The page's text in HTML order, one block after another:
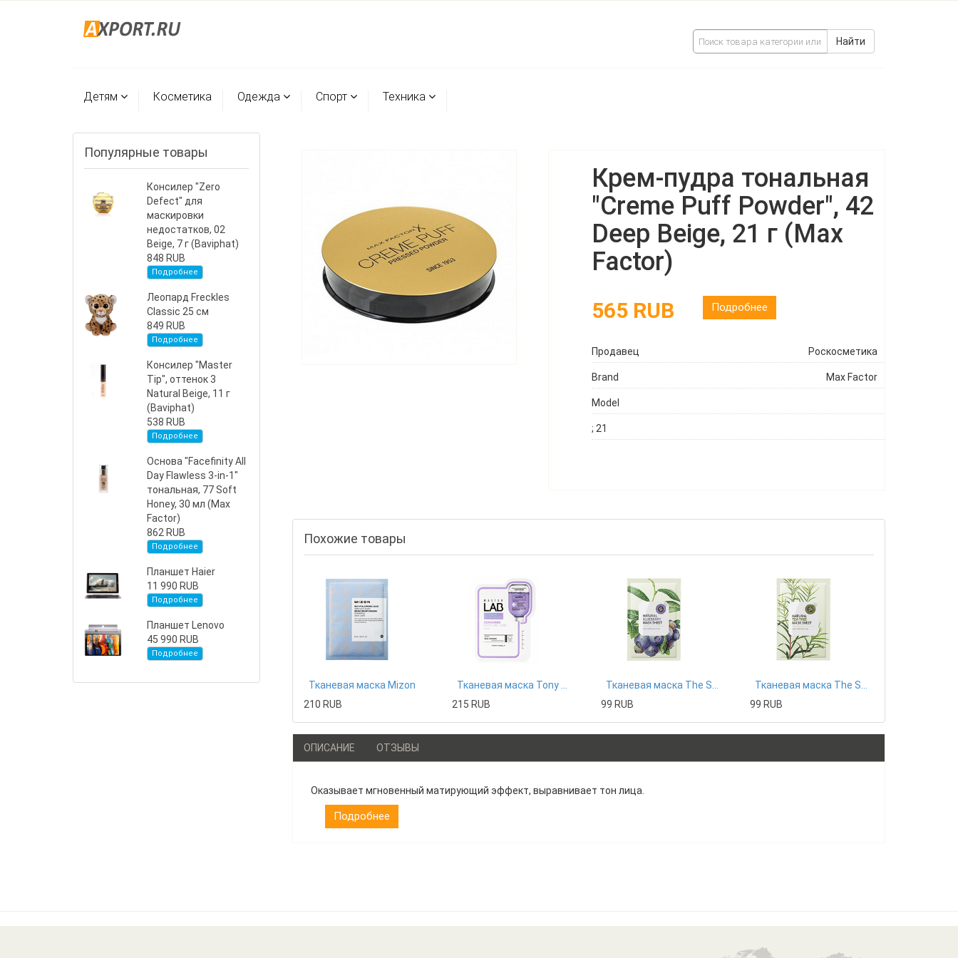
Найти
Детям Косметика Одежда Спорт Техника
Популярные товары
Консилер "Zero
Defect" для
маскировки
недостатков, 02
Beige, 7 г (Baviphat)
848 RUB
Подробнее
Леопард Freckles
Classic 25 см
849 RUB
Подробнее
Консилер "Master
Tip", оттенок 3
Natural Beige, 11 г
(Baviphat)
538 RUB
Подробнее
Основа "Facefinity All
Day Flawless 3-in-1"
тональная, 77 Soft
Honey, 30 мл (Max
Factor)
862 RUB
Подробнее
Планшет Haier
11 990 RUB
Подробнее
Планшет Lenovo
45 990 RUB
Подробнее
Крем-пудра тональная
"Creme Puff Powder", 42
Deep Beige, 21 г (Max
Factor)
565 RUB Подробнее
Продавец Роскосметика
Brand Max Factor
Model
; 21
Похожие товары
Тканевая маска Mizon
210 RUB
215 RUB
99 RUB
99 RUB
ОПИСАНИЕ ОТЗЫВЫ
Оказывает мгновенный матирующий эффект, выравнивает тон лица.
Подробнее